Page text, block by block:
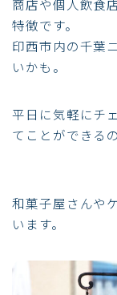
商店や個人飲食
特徴です。
印西市内の千葉
いかも。
平日に気軽にチ
てことができる
和菓子屋さんや
います。